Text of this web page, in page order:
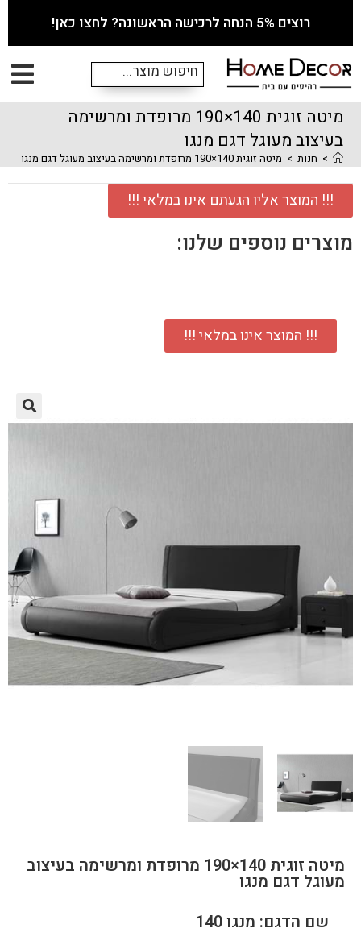
רוצים 5% הנחה לרכישה הראשונה? לחצו כאן!
מיטה זוגית 140×190 מרופדת ומרשימה
בעיצוב מעוגל דגם מנגו
> חנות > מיטה זוגית 140×190 מרופדת ומרשימה בעיצוב מעוגל דגם מנגו
!!! המוצר אליו הגעתם אינו במלאי !!!
מוצרים נוספים שלנו:
!!! המוצר אינו במלאי !!!
מיטה זוגית 140×190 מרופדת ומרשימה בעיצוב
מעוגל דגם מנגו
שם הדגם: מנגו 140